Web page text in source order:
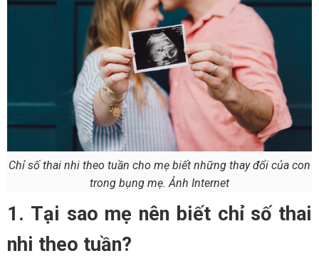
Chỉ số thai nhi theo tuần cho mẹ biết những thay đổi của con
trong bụng mẹ. Ảnh Internet
1. Tại sao mẹ nên biết chỉ số thai
nhi theo tuần?